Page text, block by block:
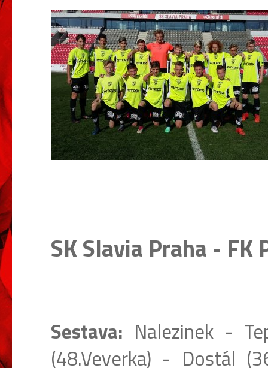
SK Slavia Praha -
Sestava: Nalezinek -
(48.Veverka) - Dostál